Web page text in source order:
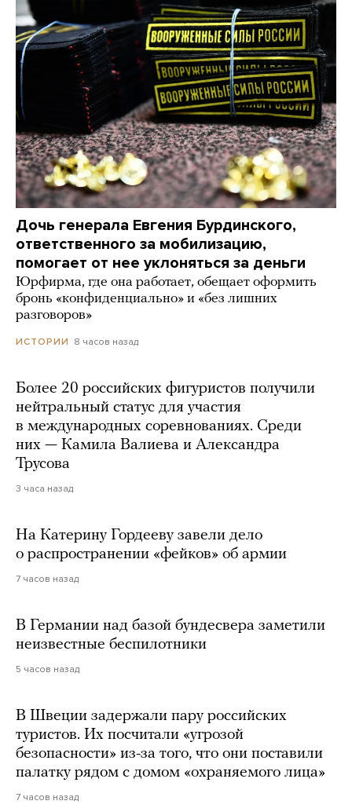
Дочь генерала Евгения Бурдинского,
ответственного за мобилизацию,
помогает от нее уклоняться за деньги
Юрфирма, где она работает, обещает оформить
бронь «конфиденциально» и «без лишних
разговоров»
ИСТОРИИ 8 часов назад
Более 20 российских фигуристов получили
нейтральный статус для участия
в международных соревнованиях. Среди
них — Камила Валиева и Александра
Трусова
3 часа назад
На Катерину Гордееву завели дело
о распространении «фейков» об армии
7 часов назад
В Германии над базой бундесвера заметили
неизвестные беспилотники
5 часов назад
В Швеции задержали пару российских
туристов. Их посчитали «угрозой
безопасности» из-за того, что они поставили
палатку рядом с домом «охраняемого лица»
7 часов назад